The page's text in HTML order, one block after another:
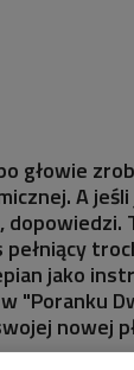
głowie
A
jako
"Poranku
nowej